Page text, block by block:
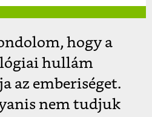
hogy a
hullám
az emberiséget.
nem tudjuk